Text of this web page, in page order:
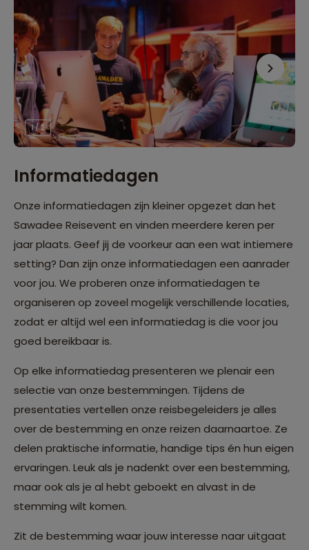
1 / 2
Informatiedagen
Onze informatiedagen zijn kleiner opgezet dan het
Sawadee Reisevent en vinden meerdere keren per
jaar plaats. Geef jij de voorkeur aan een wat intiemere
setting? Dan zijn onze informatiedagen een aanrader
voor jou. We proberen onze informatiedagen te
organiseren op zoveel mogelijk verschillende locaties,
zodat er altijd wel een informatiedag is die voor jou
goed bereikbaar is.
Op elke informatiedag presenteren we plenair een
selectie van onze bestemmingen. Tijdens de
presentaties vertellen onze reisbegeleiders je alles
over de bestemming en onze reizen daarnaartoe. Ze
delen praktische informatie, handige tips én hun eigen
ervaringen. Leuk als je nadenkt over een bestemming,
maar ook als je al hebt geboekt en alvast in de
stemming wilt komen.
Zit de bestemming waar jouw interesse naar uitgaat